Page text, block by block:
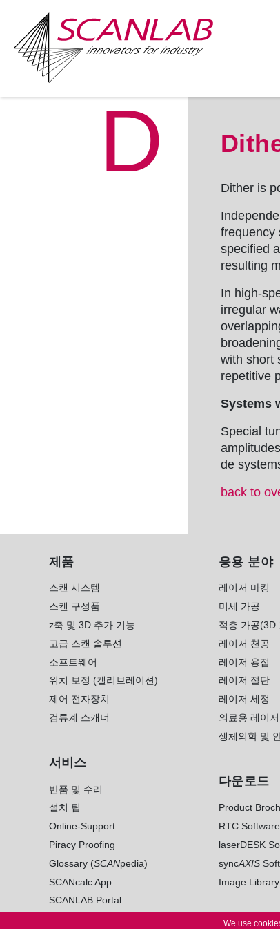
D Dither is
frequency
specified
resulting
In high-
irregular
with short
repetitive
Systems
Special
de
back to
제품
스캔 시스템
스캔 구성품
z축 및 3D 추가 기능
고급 스캔 솔루션
소프트웨어
위치 보정 (캘리브레이션)
제어 전자장치
검류계 스캐너
서비스
반품 및 수리
설치 팁
Online-Support
Piracy Proofing
Glossary (SCANpedia)
SCANcalc App
SCANLAB Portal
응용 분야
레이저 마킹
미세 가공
적층 가공(3D
레이저 천공
레이저 용접
레이저 절단
레이저 세정
의료용 레이
생체의학 및
다운로드
Product
RTC Software
laserDESK
syncAXIS
Image Library
We use